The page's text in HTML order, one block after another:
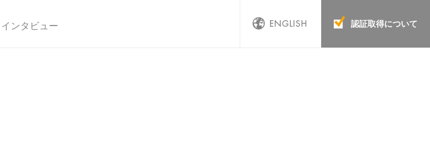
インタビュー 認証取得について